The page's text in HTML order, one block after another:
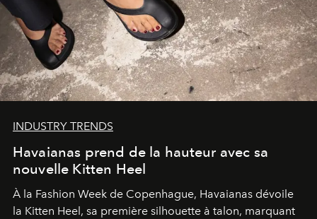
INDUSTRY TRENDS
Havaianas prend de la hauteur avec sa
nouvelle Kitten Heel
À la Fashion Week de Copenhague, Havaianas dévoile
la Kitten Heel, sa première silhouette à talon, marquant